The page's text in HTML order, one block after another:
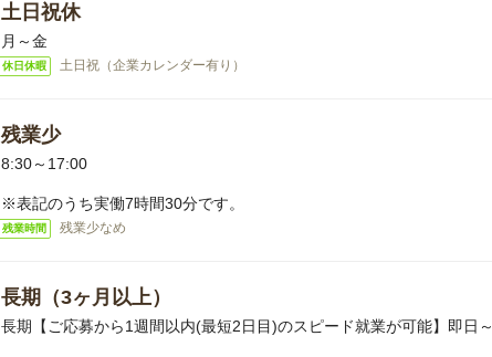
土日祝休
月～金
休日休暇 土日祝（企業カレンダー有り）
残業少
8:30～17:00
※表記のうち実働7時間30分です。
残業時間 残業少なめ
長期（3ヶ月以上）
長期【ご応募から1週間以内(最短2日目)のスピード就業が可能】即日～